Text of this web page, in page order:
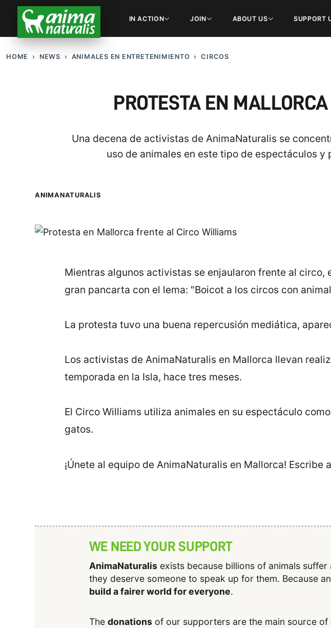
IN ACTION JOIN ABOUT US SUPPORT
HOME NEWS ANIMALES EN ENTRETENIMIENTO CIRCOS
PROTESTA EN
Una decena de activistas de AnimaNaturalis se
uso de animales en este tipo de espectáculos
ANIMANATURALIS
Mientras algunos activistas se enjaularon frente al
gran pancarta con el lema: "Boicot a los circos con
La protesta tuvo una buena repercusión mediática,
Los activistas de AnimaNaturalis en Mallorca llevan
temporada en la Isla, hace tres meses.
El Circo Williams utiliza animales en su espectáculo
gatos.
¡Únete al equipo de AnimaNaturalis en Mallorca! Escribe a
WE NEED YOUR SUPPORT
AnimaNaturalisexists because billions of animals suffer
they deserve someone to speak up for them. Because
build a fairer world for everyone.
The donationsof our supporters are the main source of